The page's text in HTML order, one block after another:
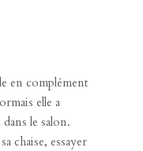
en complément
elle a
le salon.
chaise, essayer